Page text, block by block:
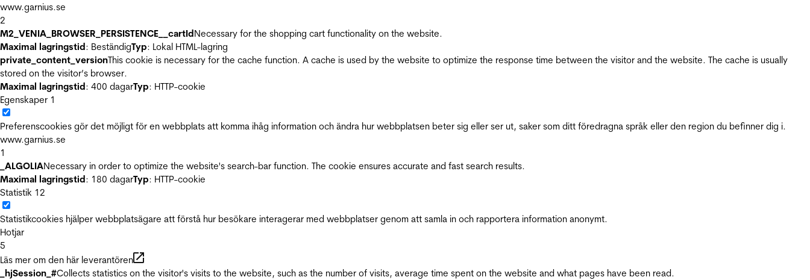
www.garnius.se
2
M2_VENIA_BROWSER_PERSISTENCE__cartIdNecessary for the shopping cart functionality on the website.
Maximal lagringstid: BeständigTyp: Lokal HTML-lagring
private_content_versionThis cookie is necessary for the cache function. A cache is used by the website to optimize the response time between the visitor and the website. The cache is usually
stored on the visitor’s browser.
Maximal lagringstid: 400 dagarTyp: HTTP-cookie
Egenskaper 1
Preferenscookies gör det möjligt för en webbplats att komma ihåg information och ändra hur webbplatsen beter sig eller ser ut, saker som ditt föredragna språk eller den region du befinner dig i.
www.garnius.se
1
_ALGOLIANecessary in order to optimize the website's search-bar function. The cookie ensures accurate and fast search results.
Maximal lagringstid: 180 dagarTyp: HTTP-cookie
Statistik 12
Statistikcookies hjälper webbplatsägare att förstå hur besökare interagerar med webbplatser genom att samla in och rapportera information anonymt.
Hotjar
5
Läs mer om den här leverantören
_hjSession_#Collects statistics on the visitor's visits to the website, such as the number of visits, average time spent on the website and what pages have been read.